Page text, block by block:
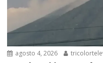
agosto 4, 2026